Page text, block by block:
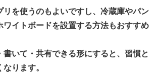
リを使うのもよいですし、冷蔵庫やパン
ワイトボードを設置する方法もおすすめ
書いて・共有できる形にすると、習慣と
ります。